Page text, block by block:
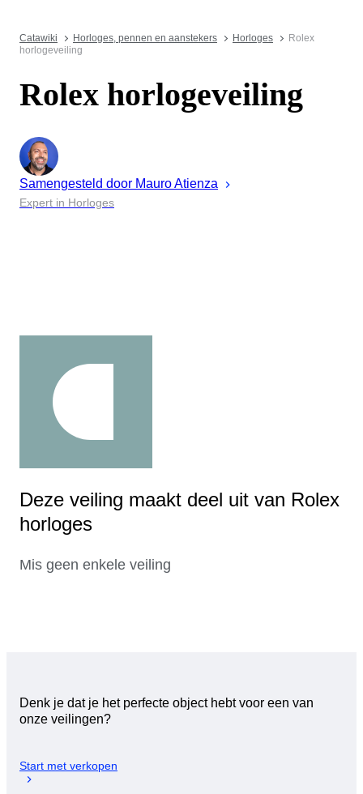
Catawiki Horloges, pennen en aanstekers Horloges
Rolex
horlogeveiling
Rolex horlogeveiling
Samengesteld door MauroAtienza
Expert in Horloges
Deze veiling maakt deel uit van Rolex
horloges
Mis geen enkele veiling
Denk je dat je het perfecte object hebt voor een van
onze veilingen?
Start met verkopen